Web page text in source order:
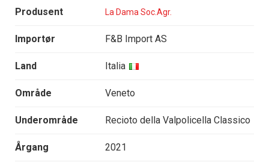
Produsent La Dama Soc.Agr.
Importør F&B Import AS
Land Italia
Område Veneto
Underområde Recioto della Valpolicella Classico
Årgang 2021